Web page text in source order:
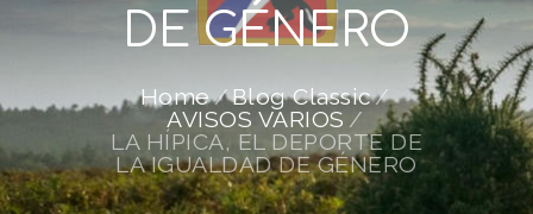
DE GÉNERO
Home
Blog Classic
AVISOS VARIOS
LA HÍPICA, EL DEPORTE DE
LA IGUALDAD DE GÉNERO